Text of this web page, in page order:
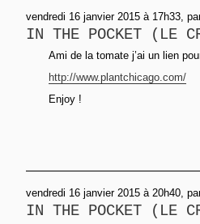
vendredi 16 janvier 2015 à 17h33,
IN THE POCKET (LE
Ami de la tomate j’ai un lien
http://www.plantchicago.com/
Enjoy !
vendredi 16 janvier 2015 à 20h40,
IN THE POCKET (LE